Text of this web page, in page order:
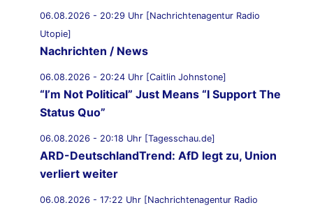
06.08.2026 - 20:29 Uhr [Nachrichtenagentur Radio
Utopie]
Nachrichten / News
06.08.2026 - 20:24 Uhr [Caitlin Johnstone]
“I’m Not Political” Just Means “I Support The
Status Quo”
06.08.2026 - 20:18 Uhr [Tagesschau.de]
ARD-DeutschlandTrend: AfD legt zu, Union
verliert weiter
06.08.2026 - 17:22 Uhr [Nachrichtenagentur Radio